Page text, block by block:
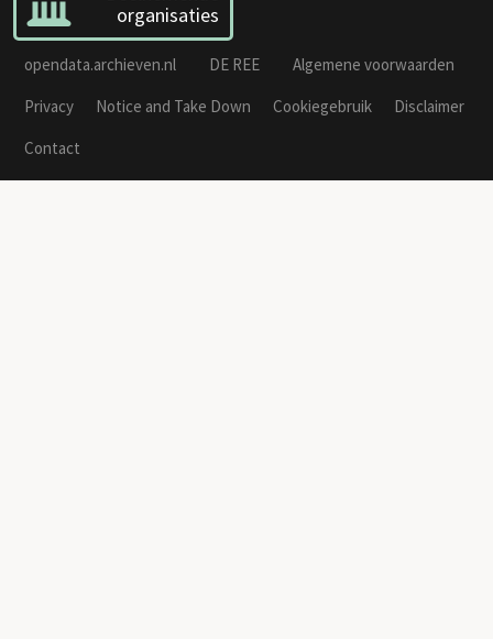
organisaties
opendata.archieven.nl DE REE
Algemene voorwaarden
Privacy
Notice and Take Down Cookiegebruik
Disclaimer
Contact